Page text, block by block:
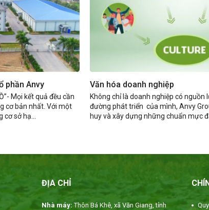
phần Anvy
Mọi kết quả đều cần
cơ bản nhất. Với một
sở hạ...
Văn hóa doanh nghiệp
Không chỉ là doanh nghiệp có nguồn
đường phát triển của mình, Anvy
huy và xây dựng những chuẩn mực
ĐỊA CHỈ
Nhà máy: Thôn Bá Khê, xã Văn Giang, tỉnh